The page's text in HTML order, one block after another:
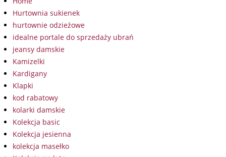
Hurtownia sukienek
hurtownie odzieżowe
idealne portale do sprzedaży ubrań
jeansy damskie
Kamizelki
Kardigany
Klapki
kod rabatowy
kolarki damskie
Kolekcja basic
Kolekcja jesienna
kolekcja masełko